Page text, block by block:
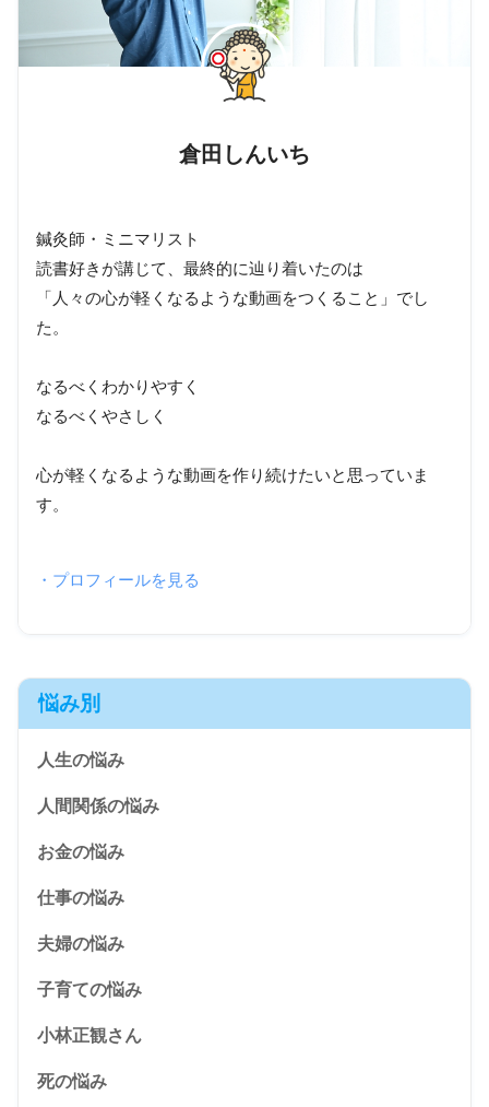
倉田しんいち
鍼灸師・ミニマリスト
読書好きが講じて、最終的に辿り着いたのは
「人々の心が軽くなるような動画をつくること」でし
た。
なるべくわかりやすく
なるべくやさしく
心が軽くなるような動画を作り続けたいと思っていま
す。
・プロフィールを見る
悩み別
人生の悩み
人間関係の悩み
お金の悩み
仕事の悩み
夫婦の悩み
子育ての悩み
小林正観さん
死の悩み